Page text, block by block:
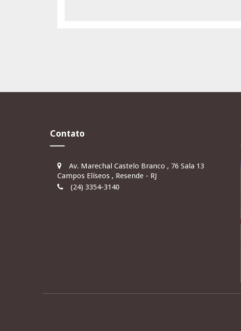
Contato
Av. Marechal Castelo Branco , 76 Sala 13
Campos Elíseos , Resende - RJ
(24) 3354-3140